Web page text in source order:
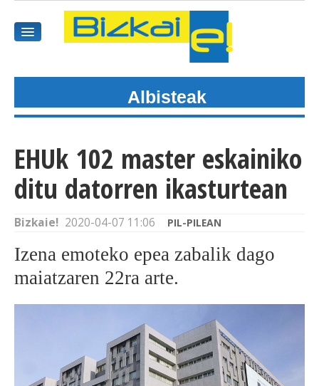
GAIAK
AGENDEA
ALBISTE GUZTIAK
BIDEOAK
ARGAZKIAK
Albisteak
EHUk 102 master eskainiko
ditu datorren ikasturtean
Bizkaie! 2020-04-07 11:06 PIL-PILEAN
Izena emoteko epea zabalik dago
maiatzaren 22ra arte.